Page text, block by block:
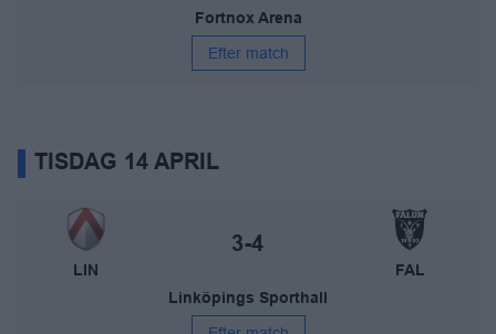
Fortnox Arena
Efter match
TISDAG 14 APRIL
Linköping IBK – IBF Falun
LIN
Slutresultat:
3-4
FAL
Linköpings Sporthall